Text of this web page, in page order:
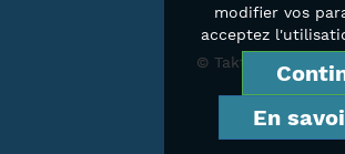
© Taktik 2019
modifier vos
acceptez
En